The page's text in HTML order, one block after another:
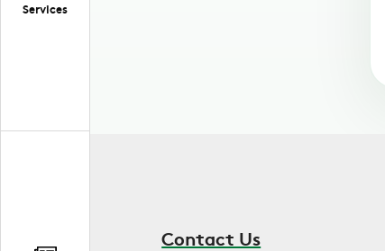
Services
Contact Us